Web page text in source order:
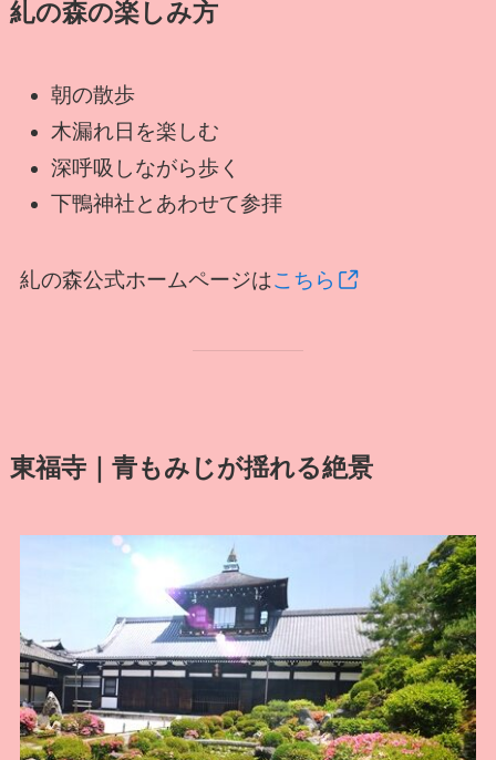
糺の森の楽しみ方
朝の散歩
木漏れ日を楽しむ
深呼吸しながら歩く
下鴨神社とあわせて参拝
糺の森公式ホームページはこちら
東福寺｜青もみじが揺れる絶景